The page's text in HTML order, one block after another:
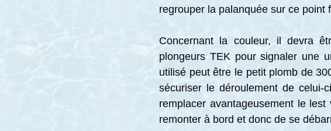
regrouper la palanquée sur ce point
Concernant la couleur, il devra
plongeurs TEK pour signaler une
utilisé peut être le petit plomb de
sécuriser le déroulement de
remplacer avantageusement le
remonter à bord et donc de se